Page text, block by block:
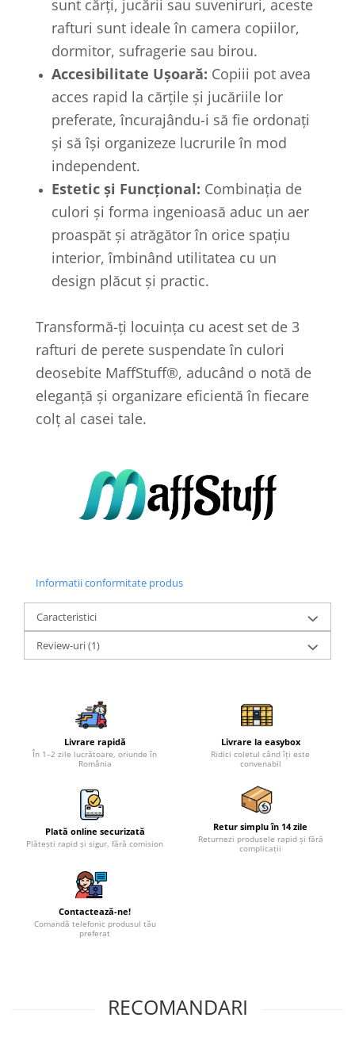
sunt cărți, jucării sau suveniruri, aceste
rafturi sunt ideale în camera copiilor,
dormitor, sufragerie sau birou.
Accesibilitate Ușoară: Copiii pot avea
acces rapid la cărțile și jucăriile lor
preferate, încurajându-i să fie ordonați
și să își organizeze lucrurile în mod
independent.
Estetic și Funcțional: Combinația de
culori și forma ingenioasă aduc un aer
proaspăt și atrăgător în orice spațiu
interior, îmbinând utilitatea cu un
design plăcut și practic.
Transformă-ți locuința cu acest set de 3
rafturi de perete suspendate în culori
deosebite MaffStuff®, aducând o notă de
eleganță și organizare eficientă în fiecare
colț al casei tale.
Informatii conformitate produs
Caracteristici
Review-uri(1)
Livrare rapidă
În 1–2 zile lucrătoare, oriunde în
România
Livrare la easybox
Ridici coletul când îți este
convenabil
Plată online securizată
Plătești rapid și sigur, fără comision
Retur simplu în 14 zile
Returnezi produsele rapid și fără
complicații
Contactează-ne!
Comandă telefonic produsul tău
preferat
RECOMANDARI